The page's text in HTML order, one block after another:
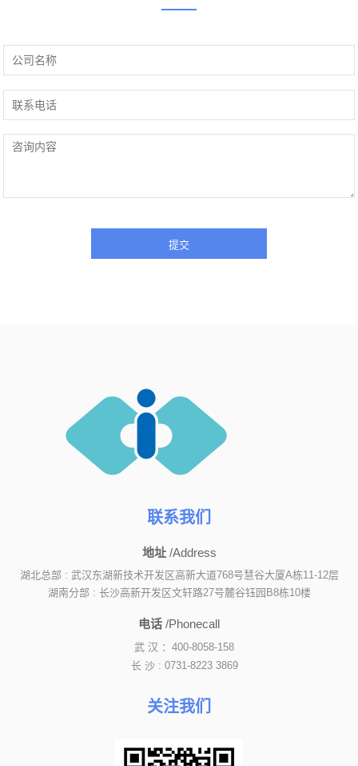
联系我们
地址 /Address
湖北总部 : 武汉东湖新技术开发区高新大道768号慧谷大厦A栋11-12层
湖南分部 : 长沙高新开发区文轩路27号麓谷钰园B8栋10楼
电话 /Phonecall
武 汉 ：400-8058-158
长 沙 : 0731-8223 3869
关注我们